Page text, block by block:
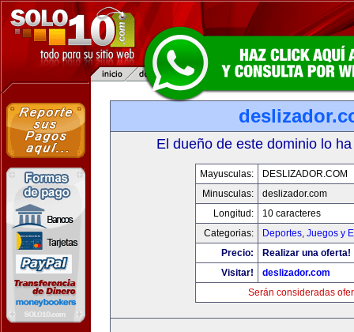
El dueño de este dominio lo
Mayusculas:
DESLIZADOR.COM
Minusculas:
deslizador.com
Longitud:
10 caracteres
Categorias:
Deportes, Juegos y
Precio:
Realizar una oferta!
Visitar!
deslizador.com
Serán consideradas